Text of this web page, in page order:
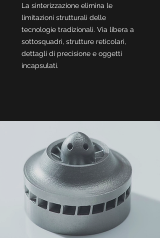
La sinterizzazione elimina le
limitazioni strutturali delle
tecnologie tradizionali. Via libera a
sottosquadri, strutture reticolari,
dettagli di precisione e oggetti
incapsulati.